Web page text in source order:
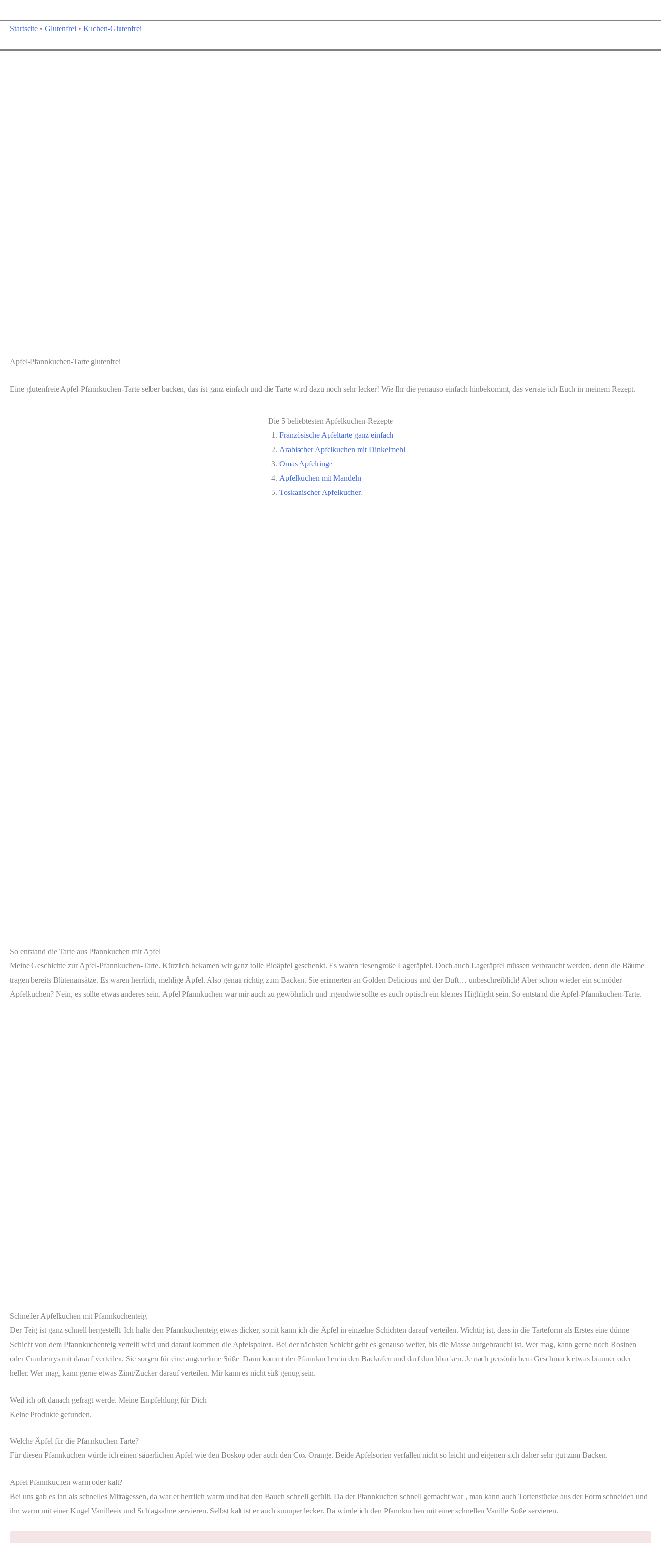
Startseite • Glutenfrei • Kuchen-Glutenfrei
Apfel-Pfannkuchen-Tarte glutenfrei
Eine glutenfreie Apfel-Pfannkuchen-Tarte selber backen, das ist ganz einfach und die Tarte wird dazu noch sehr lecker! Wie Ihr die genauso einfach hinbekommt, das verrate ich Euch in meinem Rezept.
Die 5 beliebtesten Apfelkuchen-Rezepte
Französische Apfeltarte ganz einfach
Arabischer Apfelkuchen mit Dinkelmehl
Omas Apfelringe
Apfelkuchen mit Mandeln
Toskanischer Apfelkuchen
So entstand die Tarte aus Pfannkuchen mit Apfel
Meine Geschichte zur Apfel-Pfannkuchen-Tarte. Kürzlich bekamen wir ganz tolle Bioäpfel geschenkt. Es waren riesengroße Lageräpfel. Doch auch Lageräpfel müssen verbraucht werden, denn die Bäume
tragen bereits Blütenansätze. Es waren herrlich, mehlige Äpfel. Also genau richtig zum Backen. Sie erinnerten an Golden Delicious und der Duft… unbeschreiblich! Aber schon wieder ein schnöder
Apfelkuchen? Nein, es sollte etwas anderes sein. Apfel Pfannkuchen war mir auch zu gewöhnlich und irgendwie sollte es auch optisch ein kleines Highlight sein. So entstand die Apfel-Pfannkuchen-Tarte.
Schneller Apfelkuchen mit Pfannkuchenteig
Der Teig ist ganz schnell hergestellt. Ich halte den Pfannkuchenteig etwas dicker, somit kann ich die Äpfel in einzelne Schichten darauf verteilen. Wichtig ist, dass in die Tarteform als Erstes eine dünne
Schicht von dem Pfannkuchenteig verteilt wird und darauf kommen die Apfelspalten. Bei der nächsten Schicht geht es genauso weiter, bis die Masse aufgebraucht ist. Wer mag, kann gerne noch Rosinen
oder Cranberrys mit darauf verteilen. Sie sorgen für eine angenehme Süße. Dann kommt der Pfannkuchen in den Backofen und darf durchbacken. Je nach persönlichem Geschmack etwas brauner oder
heller. Wer mag, kann gerne etwas Zimt/Zucker darauf verteilen. Mir kann es nicht süß genug sein.
Weil ich oft danach gefragt werde. Meine Empfehlung für Dich
Keine Produkte gefunden.
Welche Äpfel für die Pfannkuchen Tarte?
Für diesen Pfannkuchen würde ich einen säuerlichen Apfel wie den Boskop oder auch den Cox Orange. Beide Apfelsorten verfallen nicht so leicht und eigenen sich daher sehr gut zum Backen.
Apfel Pfannkuchen warm oder kalt?
Bei uns gab es ihn als schnelles Mittagessen, da war er herrlich warm und hat den Bauch schnell gefüllt. Da der Pfannkuchen schnell gemacht war , man kann auch Tortenstücke aus der Form schneiden und
ihn warm mit einer Kugel Vanilleeis und Schlagsahne servieren. Selbst kalt ist er auch suuuper lecker. Da würde ich den Pfannkuchen mit einer schnellen Vanille-Soße servieren.